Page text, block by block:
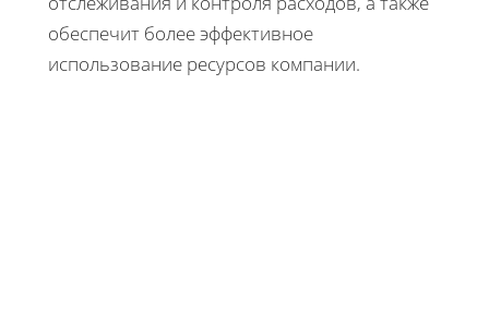
обеспечит более эффективное
использование ресурсов компании.